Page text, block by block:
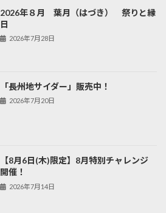
2026年８月 葉月（はづき） 祭りと縁
日
2026年7月28日
「長州地サイダー」販売中！
2026年7月20日
【8月6日(木)限定】8月特別チャレンジ
開催！
2026年7月14日